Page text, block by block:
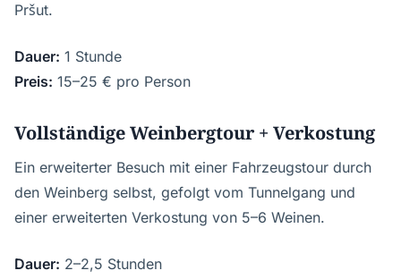
Pršut.
Dauer: 1 Stunde
Preis: 15–25 € pro Person
Vollständige Weinbergtour + Verkostung
Ein erweiterter Besuch mit einer Fahrzeugstour durch
den Weinberg selbst, gefolgt vom Tunnelgang und
einer erweiterten Verkostung von 5–6 Weinen.
Dauer: 2–2,5 Stunden